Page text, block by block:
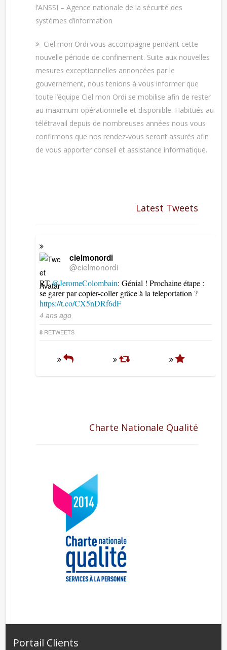
l’ANSSI – Agence nationale de la sécurité des
systèmes d’information
Ciel mon Ordi vous accompagne pendant cette
nouvelle période de confinement. Suite aux nouvelles
mesures exceptionnelles annoncées par le
gouvernement, nous tenions à vous informer que
toute l’équipe Ciel mon Ordi se mobilise afin de rester
au maximum opérationnelle et disponible. Habitués au
télétravail depuis de nombreuses années nous vous
confirmons que nos rendez-vous seront assurés afin
de vous apporter conseil et assistance informatique.
Latest Tweets
cielmonordi
@cielmonordi
RT@JeromeColombain: Génial ! Prochaine étape :
se garer par copier-coller grâce à la teleportation ?
https://t.co/CX5nDRf6dF
4 ans ago
8 RETWEETS
Charte Nationale Qualité
Portail Clients